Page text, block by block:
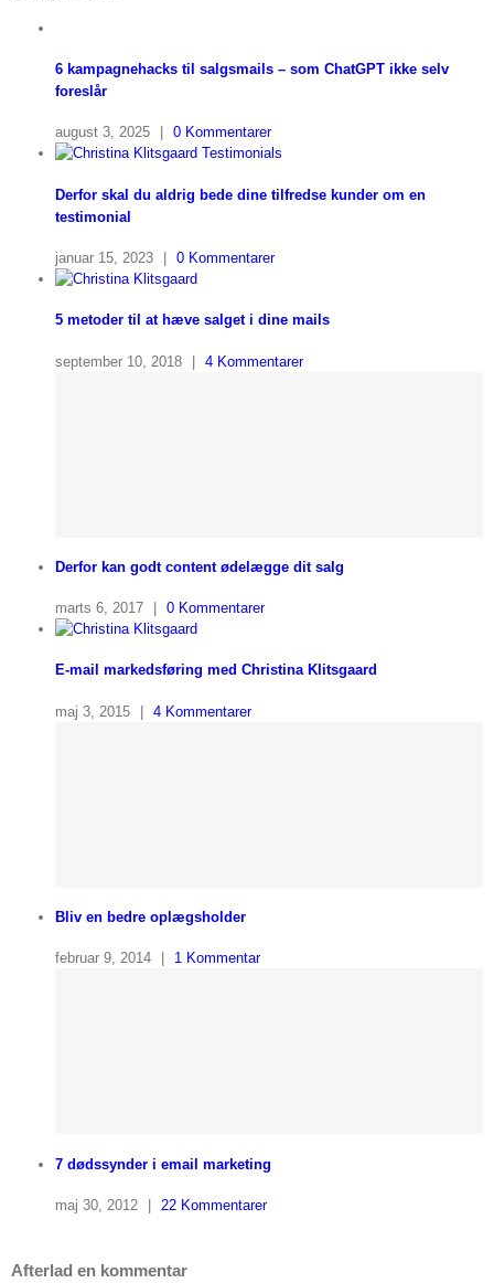
6 kampagnehacks til salgsmails – som ChatGPT ikke selv
foreslår
august 3, 2025 0 Kommentarer
Derfor skal du aldrig bede dine tilfredse kunder om en
testimonial
januar 15, 2023 0 Kommentarer
5 metoder til at hæve salget i dine mails
september 10, 2018 | 4 Kommentarer
Derfor kan godt content ødelægge dit salg
marts 6, 2017 0 Kommentarer
E-mail markedsføring med Christina Klitsgaard
maj 3, 2015 | 4 Kommentarer
Bliv en bedre oplægsholder
februar 9, 2014 1 Kommentar
7 dødssynder i email marketing
maj 30, 2012 22 Kommentarer
Afterlad en kommentar